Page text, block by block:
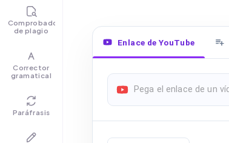
Comprobador
de plagio
Corrector
gramatical
Paráfrasis
Enlace de YouTube